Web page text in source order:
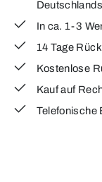
In ca. 1-3
14 Tage
Kostenlose
Kauf auf
Telefonische